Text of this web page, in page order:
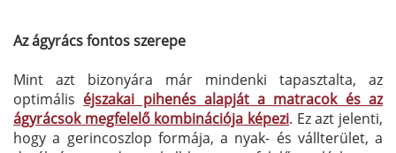
Az ágyrács fontos szerepe
Mint azt bizonyára már mindenki tapasztalta, az
optimális éjszakai pihenés alapját a matracok és az
ágyrácsok megfelelő kombinációja képezi. Ez azt jelenti,
hogy a gerincoszlop formája, a nyak- és vállterület, a